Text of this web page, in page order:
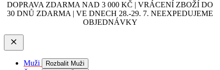
DOPRAVA ZDARMA NAD 3 000 KČ | VRÁCENÍ ZBOŽÍ DO
30 DNŮ ZDARMA | VE DNECH 28.-29. 7. NEEXPEDUJEME
OBJEDNÁVKY
Muži Rozbalit Muži